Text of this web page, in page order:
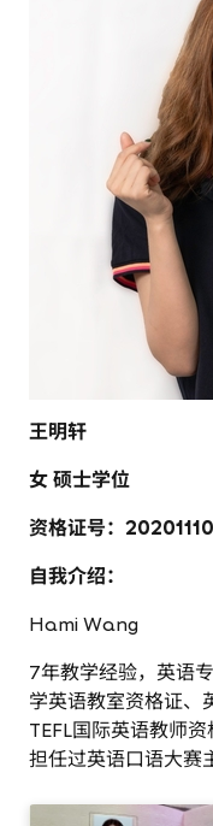
王明轩
女 硕士学位
资格证号：
自我介绍：
Hami Wang
7年教学经验，英语
学英语教室资格证、
TEFL国际英语教师
担任过英语口语大赛